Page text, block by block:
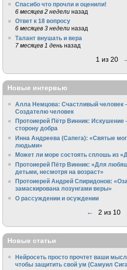
Спасибо что прочли и оценили!
6 месяцев 2 недели назад
Ответ к 18 вопросу
6 месяцев 3 недели назад
Талант внушать и вера
7 месяцев 1 день назад
1 из 20
Новые интервью
Алла Немцова: Счастливый человек
Создателю человек
Протоиерей Пётр Винник:
сторону добра
Инна Андреева (Сапега): «Святые
людьми»
Может ли море состоять сплошь из
Протоиерей Пётр Винник: «Для
детьми, несмотря на возраст»
Протоиерей Андрей Спиридонов:
замаскирована лозунгами веры»
О рассуждении и осуждении
← 2 из 10
Новые статьи
Нейросеть просто прочтет ваши
чтобы защитить свой ум (Самуил